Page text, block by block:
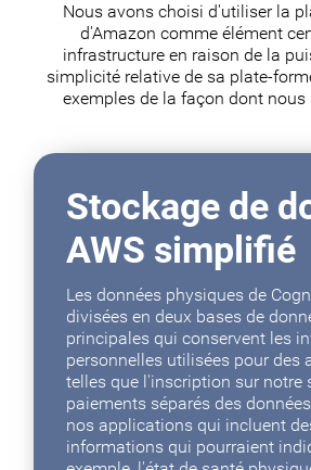
Nous avons choisi d'utiliser la
d'Amazon comme élément
infrastructure en raison de la
simplicité relative de sa plate-
exemples de la façon dont nous
Stockage de
AWS simplifié
Les données physiques de
divisées en deux bases de
principales qui conservent les
personnelles utilisées pour des
telles que l'inscription sur notre
paiements séparés des
nos applications qui incluent
informations qui pourraient